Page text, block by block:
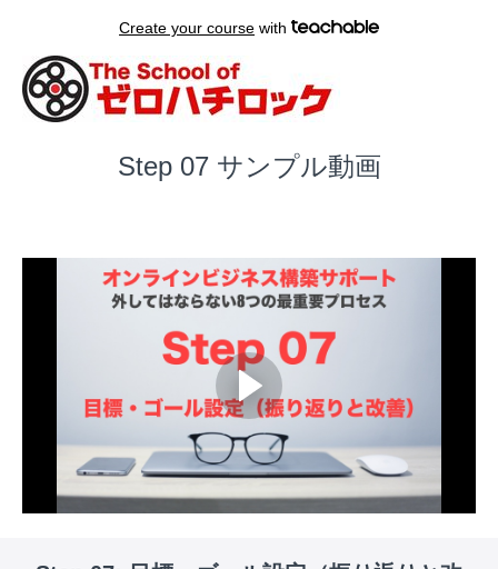
Create your course with
Step 07 サンプル動画